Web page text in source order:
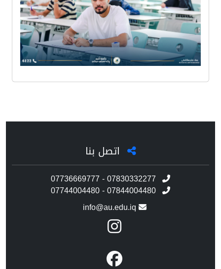
اتصل بنا
07736669777 - 07830332277
07744004480 - 07844004480
info@au.edu.iq